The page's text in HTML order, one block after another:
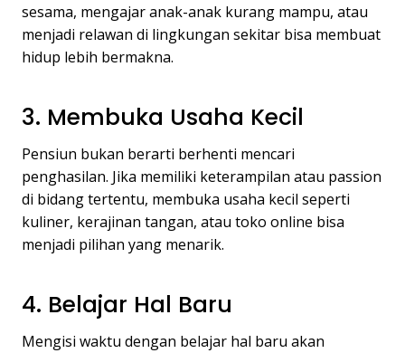
sesama, mengajar anak-anak kurang mampu, atau
menjadi relawan di lingkungan sekitar bisa membuat
hidup lebih bermakna.
3. Membuka Usaha Kecil
Pensiun bukan berarti berhenti mencari
penghasilan. Jika memiliki keterampilan atau passion
di bidang tertentu, membuka usaha kecil seperti
kuliner, kerajinan tangan, atau toko online bisa
menjadi pilihan yang menarik.
4. Belajar Hal Baru
Mengisi waktu dengan belajar hal baru akan